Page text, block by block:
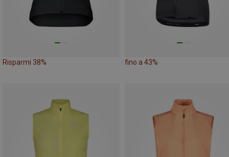
Risparmi 38% fino a 43%